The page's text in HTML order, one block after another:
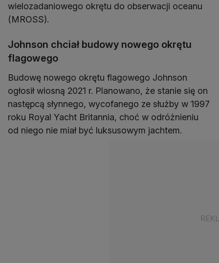
wielozadaniowego okrętu do obserwacji oceanu
(MROSS).
Johnson chciał budowy nowego okrętu
flagowego
Budowę nowego okrętu flagowego Johnson
ogłosił wiosną 2021 r. Planowano, że stanie się on
następcą słynnego, wycofanego ze służby w 1997
roku Royal Yacht Britannia, choć w odróżnieniu
od niego nie miał być luksusowym jachtem.